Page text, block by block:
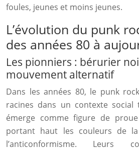
foules, jeunes et moins jeunes.
L’évolution du punk
des années 80 à
Les pionniers : bérurier
mouvement alternatif
Dans les années 80, le punk
racines dans un contexte
émerge comme figure de
portant haut les couleurs de
l’anticonformisme. Leurs